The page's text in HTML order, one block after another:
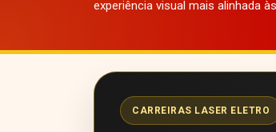
experiência visual mais alinhada
CARREIRAS LASER ELETRO